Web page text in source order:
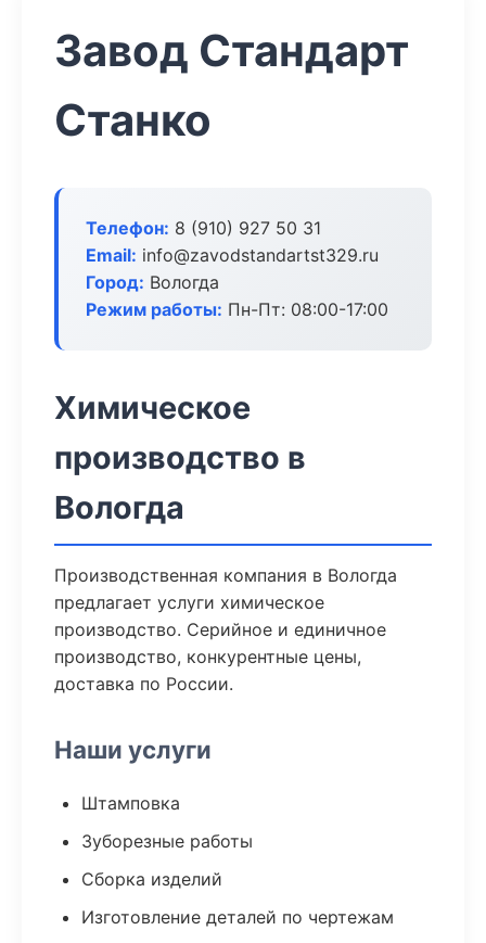
Завод Стандарт
Станко
Телефон: 8 (910) 927 50 31
Email: info@zavodstandartst329.ru
Город: Вологда
Режим работы: Пн-Пт: 08:00-17:00
Химическое
производство в
Вологда
Производственная компания в Вологда
предлагает услуги химическое
производство. Серийное и единичное
производство, конкурентные цены,
доставка по России.
Наши услуги
Штамповка
Зуборезные работы
Сборка изделий
Изготовление деталей по чертежам